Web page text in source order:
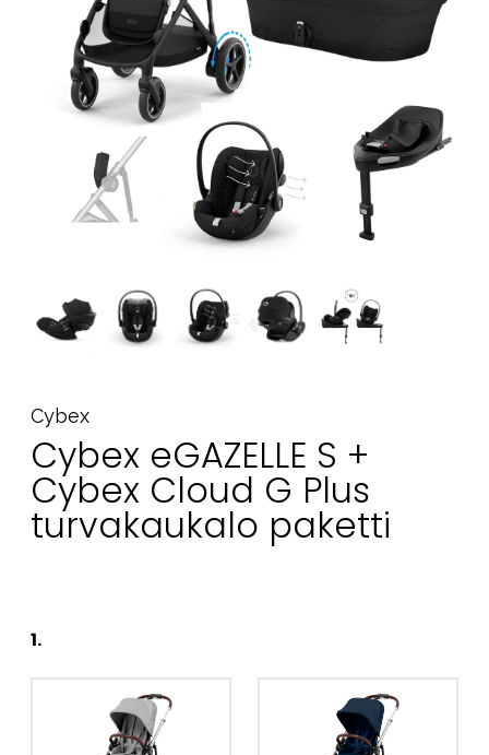
Cybex
Cybex eGAZELLE S +
Cybex Cloud G Plus
turvakaukalo paketti
1.
Tarvikkeet
Varaosat
Kampanjat
Lahjavinkkejä
Suosikit
Tavaramerkit
Aurinko ja uinti Outlet
Opas